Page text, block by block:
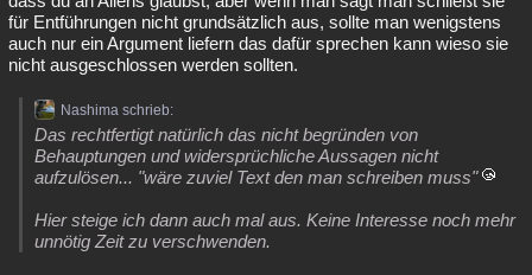
für Entführungen nicht grundsätzlich aus, sollte man wenigstens
auch nur ein Argument liefern das dafür sprechen kann wieso sie
nicht ausgeschlossen werden sollten.
Nashima schrieb:
Das rechtfertigt natürlich das nicht begründen von
Behauptungen und widersprüchliche Aussagen nicht
aufzulösen... "wäre zuviel Text den man schreiben muss"
Hier steige ich dann auch mal aus. Keine Interesse noch mehr
unnötig Zeit zu verschwenden.